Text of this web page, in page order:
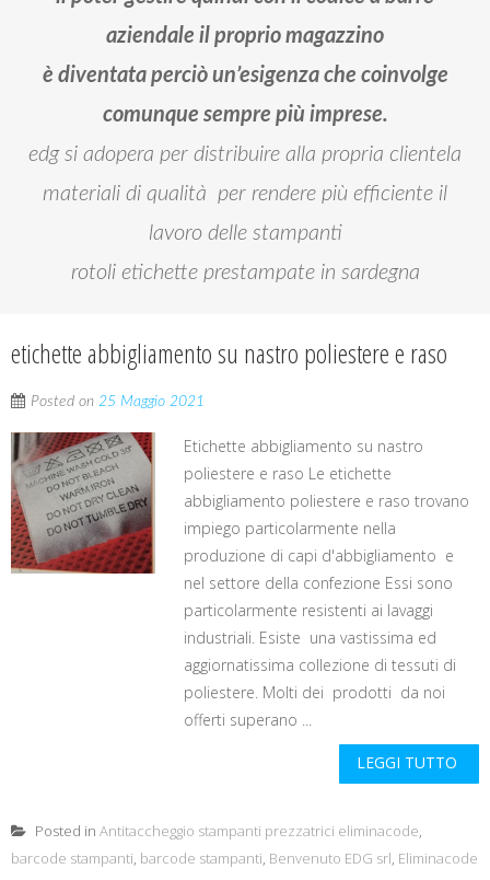
aziendale il proprio magazzino
è diventata perciò un’esigenza che coinvolge
comunque sempre più imprese.
edg si adopera per distribuire alla propria clientela
materiali di qualità per rendere più efficiente il
lavoro delle stampanti
rotoli etichette prestampate in sardegna
etichette abbigliamento su nastro poliestere e raso
Posted on 25 Maggio 2021
Etichette abbigliamento su nastro
poliestere e raso Le etichette
abbigliamento poliestere e raso trovano
impiego particolarmente nella
produzione di capi d'abbigliamento e
nel settore della confezione Essi sono
particolarmente resistenti ai lavaggi
industriali. Esiste una vastissima ed
aggiornatissima collezione di tessuti di
poliestere. Molti dei prodotti da noi
offerti superano ...
LEGGI TUTTO
Posted in Antitaccheggio stampanti prezzatrici eliminacode,
barcode stampanti, barcode stampanti, Benvenuto EDG srl, Eliminacode